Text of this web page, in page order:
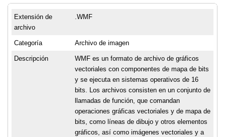
Extensión de
archivo
.WMF
Categoría Archivo de imagen
Descripción
WMF es un formato de archivo de gráficos
vectoriales con componentes de mapa de bits
y se ejecuta en sistemas operativos de 16
bits. Los archivos consisten en un conjunto de
llamadas de función, que comandan
operaciones gráficas vectoriales y de mapa de
bits, como líneas de dibujo y otros elementos
gráficos, así como imágenes vectoriales y a